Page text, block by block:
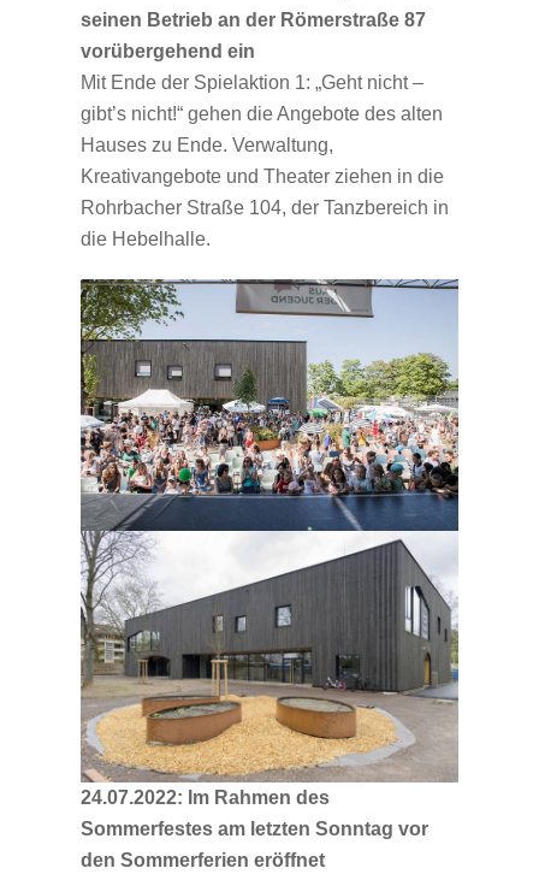
seinen Betrieb an der Römerstraße 87
vorübergehend ein
Mit Ende der Spielaktion 1: „Geht nicht –
gibt’s nicht!“ gehen die Angebote des alten
Hauses zu Ende. Verwaltung,
Kreativangebote und Theater ziehen in die
Rohrbacher Straße 104, der Tanzbereich in
die Hebelhalle.
24.07.2022: Im Rahmen des
Sommerfestes am letzten Sonntag vor
den Sommerferien eröffnet